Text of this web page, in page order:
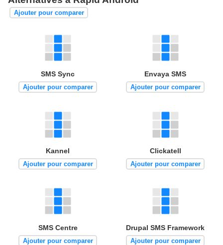
Ajouter pour comparer
SMS Sync
Ajouter pour comparer
Envaya SMS
Ajouter pour comparer
Kannel
Ajouter pour comparer
Clickatell
Ajouter pour comparer
SMS Centre
Ajouter pour comparer
Drupal SMS Framework
Ajouter pour comparer